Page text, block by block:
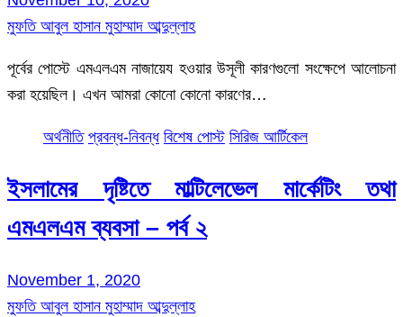
মুফতি আবুল হাসান মুহাম্মাদ আব্দুল্লাহ
পূর্বের পোস্টে এমএলএম নাজায়েয হওয়ার উসূলী কারণগুলো সংক্ষেপে আলোচনা
করা হয়েছিল। এখন আমরা কোনো কোনো কারণের…
অর্থনীতি প্রবন্ধ-নিবন্ধ বিশেষ পোস্ট সিরিজ আর্টিকেল
ইসলামের দৃষ্টিতে মাল্টিলেভেল মার্কেটিং তথা
এমএলএম ব্যবসা – পর্ব ২
November 1, 2020
মুফতি আবুল হাসান মুহাম্মাদ আব্দুল্লাহ